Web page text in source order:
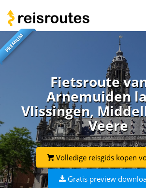
PREMIUM
Fietsroute
Arnemuiden
Vlissingen,
Veere
Volledige reisgids kopen
Gratis preview